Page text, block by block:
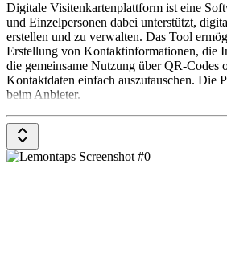
Digitale Visitenkartenplattform ist eine
und Einzelpersonen dabei unterstützt,
erstellen und zu verwalten. Das Tool
Erstellung von Kontaktinformationen, die
die gemeinsame Nutzung über QR-Codes
Kontaktdaten einfach auszutauschen. Die
beim Anbieter.